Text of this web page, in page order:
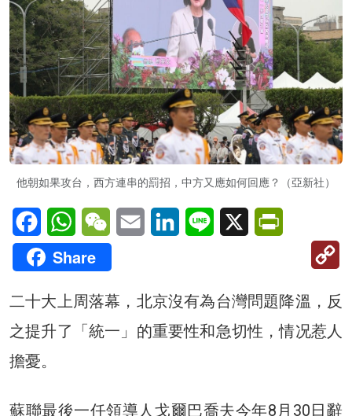
他朝如果攻台，西方連串的罰招，中方又應如何回應？（亞新社）
FacebookWhatsAppWeChatEmail LinkedInLine X
Share
二十大上周落幕，北京沒有為台灣問題降溫，反
之提升了「統一」的重要性和急切性，情况惹人
擔憂。
蘇聯最後一任領導人戈爾巴喬夫今年8月30日辭